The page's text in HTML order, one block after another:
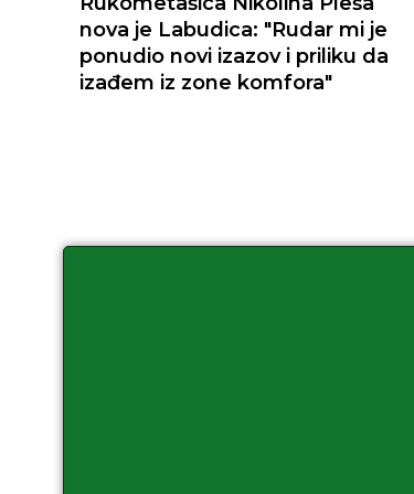
nova je Labudica: "Rudar mi je
ponudio novi izazov i priliku da
izađem iz zone komfora"